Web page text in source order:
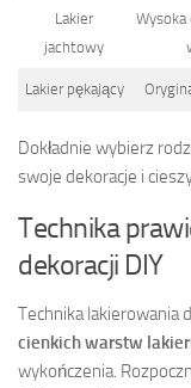
Lakier
jachtowy
Lakier pękający
Dokładnie wybierz
swoje dekoracje i
Technika
dekoracji DIY
Technika lakierowania
cienkich warstw
wykończenia.